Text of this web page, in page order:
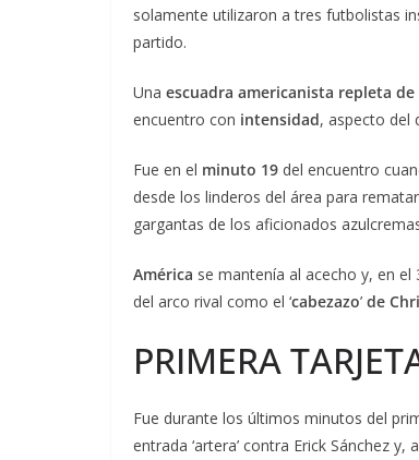
solamente utilizaron a tres futbolistas
partido.
Una escuadra americanista repleta
encuentro con intensidad, aspecto del
Fue en el minuto 19 del encuentro
desde los linderos del área para
gargantas de los aficionados
América se mantenía al acecho y, en el
del arco rival como el ‘cabezazo’ de
PRIMERA
Fue durante los últimos minutos del
entrada ‘artera’ contra Erick Sánchez